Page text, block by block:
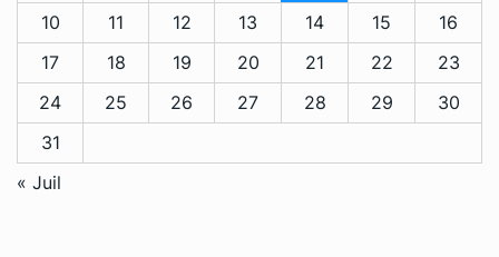
10
11 12 13 14 15
16
17
18 19 20 21 22
23
24
25 26 27 28 29
30
31
« Juil